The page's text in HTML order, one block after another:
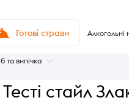
Готові страви Алкогольні
та випічка
Тесті стайл